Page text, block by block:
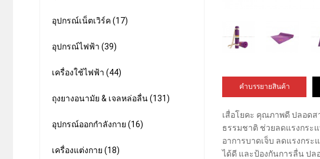
อุปกรณ์เน็ตเวิร์ค (17)
อุปกรณ์ไฟฟ้า (39)
เครื่องใช้ไฟฟ้า (44)
ถุงยางอนามัย & เจลหล่อลื่น (131)
อุปกรณ์ออกกำลังกาย (16)
เครื่องแต่งกาย (18)
คำบรรยายสินค้า
เสื่อโยคะ คุณภาพดี ปลอดส
ธรรมชาติ ช่วยลดแรงกระ
อาการบาดเจ็บ ลดแรงกร
ได้ดี และป้องกันการลื่น ปล